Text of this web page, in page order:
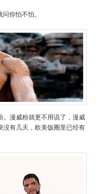
你怕不怕。
漫威粉就更不用说了，漫威
有几天，欧美饭圈里已经有